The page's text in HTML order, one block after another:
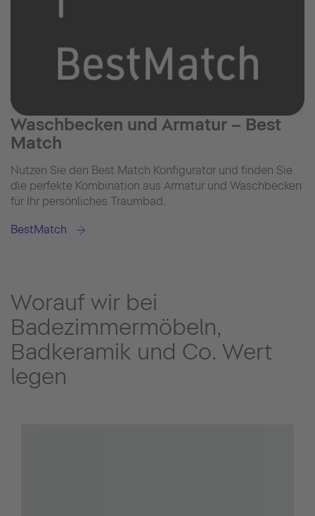
Waschbecken und Armatur – Best
Match
Nutzen Sie den Best Match Konfigurator und finden Sie
die perfekte Kombination aus Armatur und Waschbecken
für Ihr persönliches Traumbad.
BestMatch
Worauf wir bei
Badezimmermöbeln,
Badkeramik und Co. Wert
legen